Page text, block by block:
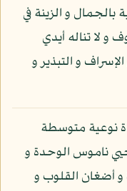
و الزينة في
و لا تناله أيدي
و التبذير و
نوعية متوسطة
ناموس الوحدة و
و أضغان القلوب و